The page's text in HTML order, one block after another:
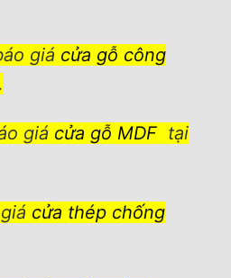
giá cửa gỗ công
giá cửa gỗ MDFtại
cửa thép chống